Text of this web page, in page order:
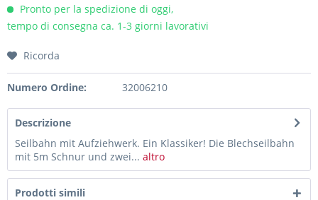
Pronto per la spedizione di oggi,
tempo di consegna ca. 1-3 giorni lavorativi
Ricorda
Numero Ordine: 32006210
Descrizione
Seilbahn mit Aufziehwerk. Ein Klassiker! Die Blechseilbahn
mit 5m Schnur und zwei... altro
Prodotti simili